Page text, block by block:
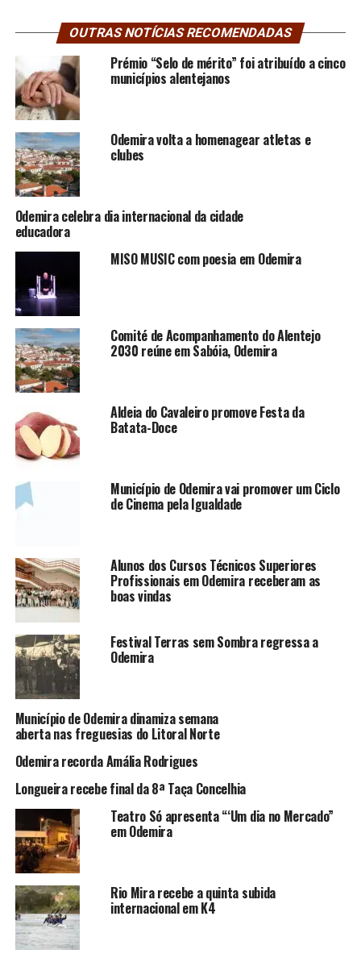
OUTRAS NOTÍCIAS RECOMENDADAS
Prémio “Selo de mérito” foi atribuído a cinco
municípios alentejanos
Odemira volta a homenagear atletas e
clubes
Odemira celebra dia internacional da cidade
educadora
MISO MUSIC com poesia em Odemira
Comité de Acompanhamento do Alentejo
2030 reúne em Sabóia, Odemira
Aldeia do Cavaleiro promove Festa da
Batata-Doce
Município de Odemira vai promover um Ciclo
de Cinema pela Igualdade
Alunos dos Cursos Técnicos Superiores
Profissionais em Odemira receberam as
boas vindas
Festival Terras sem Sombra regressa a
Odemira
Município de Odemira dinamiza semana
aberta nas freguesias do Litoral Norte
Odemira recorda Amália Rodrigues
Longueira recebe final da 8ª Taça Concelhia
Teatro Só apresenta “‘Um dia no Mercado”
em Odemira
Rio Mira recebe a quinta subida
internacional em K4